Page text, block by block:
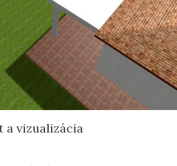
a vizualizácia